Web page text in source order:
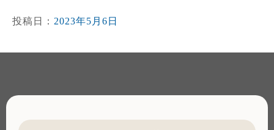
投稿日： 2023年5月6日